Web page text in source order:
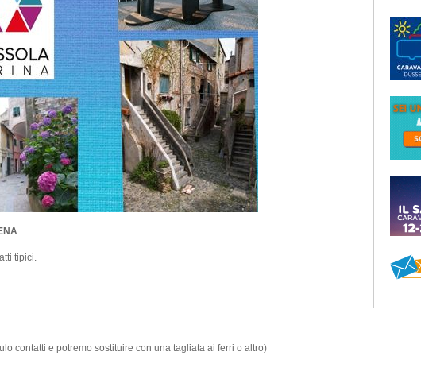
tipici.
contatti e potremo sostituire con una tagliata ai ferri o altro)